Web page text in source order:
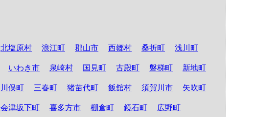
北塩原村 浪江町 郡山市 西郷村 桑折町 浅川町
いわき市 泉崎村 国見町 古殿町 磐梯町 新地町
川俣町 三春町 猪苗代町 飯舘村 須賀川市 矢吹町
会津坂下町 喜多方市 棚倉町 鏡石町 広野町